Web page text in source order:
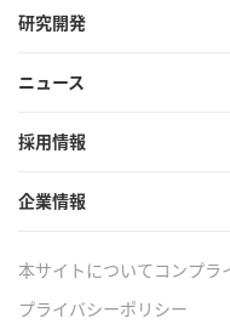
研究開発
ニュース
採用情報
企業情報
本サイトについてコンプラ
プライバシーポリシー